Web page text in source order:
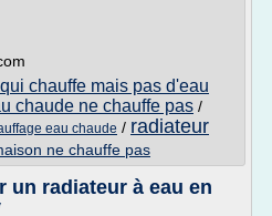
chauffe mais pas d'eau
chaude ne chauffe pas /
eau chaude / radiateur
ne chauffe pas
un radiateur à eau en